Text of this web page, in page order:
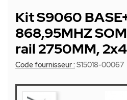
Kit S9060
868,95MHZ
rail 2750MM,
Code fournisseur :S15018-00067